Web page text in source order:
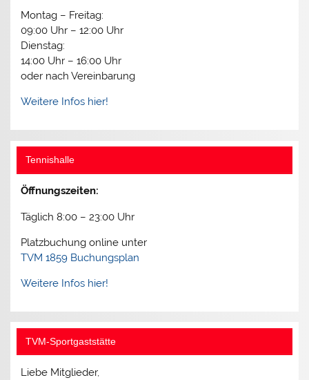
Montag – Freitag:
09:00 Uhr – 12:00 Uhr
Dienstag:
14:00 Uhr – 16:00 Uhr
oder nach Vereinbarung
Weitere Infos hier!
Tennishalle
Öffnungszeiten:
Täglich 8:00 – 23:00 Uhr
Platzbuchung online unter
TVM 1859 Buchungsplan
Weitere Infos hier!
TVM-Sportgaststätte
Liebe Mitglieder,